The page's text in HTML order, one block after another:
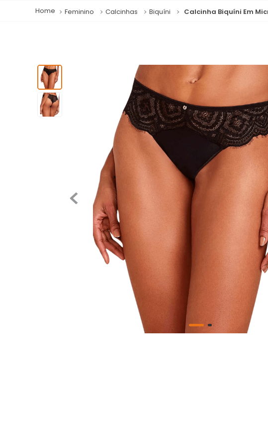
Feminino Calcinhas Biquíni Calcinha Biquíni Em